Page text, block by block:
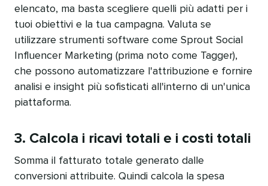
elencato, ma basta scegliere quelli più adatti per i
tuoi obiettivi e la tua campagna. Valuta se
utilizzare strumenti software come Sprout Social
Influencer Marketing (prima noto come Tagger),
che possono automatizzare l'attribuzione e fornire
analisi e insight più sofisticati all'interno di un'unica
piattaforma.​​
3. Calcola i ricavi totali e i costi totali​​
Somma il fatturato totale generato dalle
conversioni attribuite. Quindi calcola la spesa